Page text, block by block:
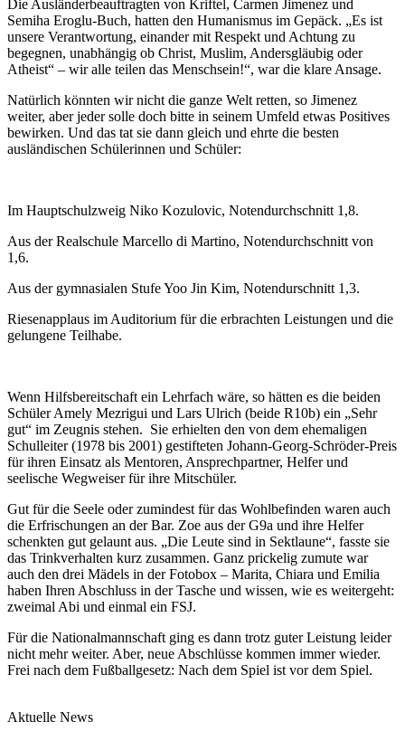
Die Ausländerbeauftragten von Kriftel, Carmen Jimenez und
Semiha Eroglu-Buch, hatten den Humanismus im Gepäck. „Es ist
unsere Verantwortung, einander mit Respekt und Achtung zu
begegnen, unabhängig ob Christ, Muslim, Andersgläubig oder
Atheist“ – wir alle teilen das Menschsein!“, war die klare Ansage.
Natürlich könnten wir nicht die ganze Welt retten, so Jimenez
weiter, aber jeder solle doch bitte in seinem Umfeld etwas Positives
bewirken. Und das tat sie dann gleich und ehrte die besten
ausländischen Schülerinnen und Schüler:
Im Hauptschulzweig Niko Kozulovic, Notendurchschnitt 1,8.
Aus der Realschule Marcello di Martino, Notendurchschnitt von
1,6.
Aus der gymnasialen Stufe Yoo Jin Kim, Notendurschnitt 1,3.
Riesenapplaus im Auditorium für die erbrachten Leistungen und die
gelungene Teilhabe.
Wenn Hilfsbereitschaft ein Lehrfach wäre, so hätten es die beiden
Schüler Amely Mezrigui und Lars Ulrich (beide R10b) ein „Sehr
gut“ im Zeugnis stehen. Sie erhielten den von dem ehemaligen
Schulleiter (1978 bis 2001) gestifteten Johann-Georg-Schröder-Preis
für ihren Einsatz als Mentoren, Ansprechpartner, Helfer und
seelische Wegweiser für ihre Mitschüler.
Gut für die Seele oder zumindest für das Wohlbefinden waren auch
die Erfrischungen an der Bar. Zoe aus der G9a und ihre Helfer
schenkten gut gelaunt aus. „Die Leute sind in Sektlaune“, fasste sie
das Trinkverhalten kurz zusammen. Ganz prickelig zumute war
auch den drei Mädels in der Fotobox – Marita, Chiara und Emilia
haben Ihren Abschluss in der Tasche und wissen, wie es weitergeht:
zweimal Abi und einmal ein FSJ.
Für die Nationalmannschaft ging es dann trotz guter Leistung leider
nicht mehr weiter. Aber, neue Abschlüsse kommen immer wieder.
Frei nach dem Fußballgesetz: Nach dem Spiel ist vor dem Spiel.
Aktuelle News